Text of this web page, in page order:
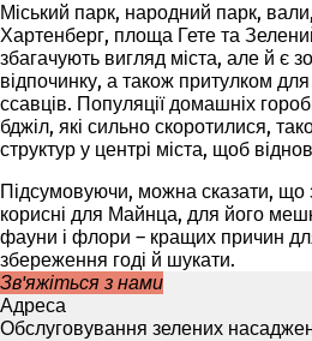
Міський парк, народний парк,
Хартенберг, площа Гете та
збагачують вигляд міста, але й є
відпочинку, а також притулком
ссавців. Популяції домашніх
бджіл, які сильно скоротилися,
структур у центрі міста, щоб
Підсумовуючи, можна сказати, що
корисні для Майнца, для його
фауни і флори – кращих причин
збереження годі й шукати.
Зв'яжіться з нами
Адреса
Обслуговування зелених